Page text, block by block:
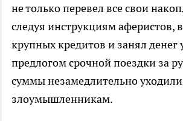
не только перевел все свои
следуя инструкциям аферистов,
крупных кредитов и занял денег
предлогом срочной поездки за
суммы незамедлительно уходили
злоумышленникам.